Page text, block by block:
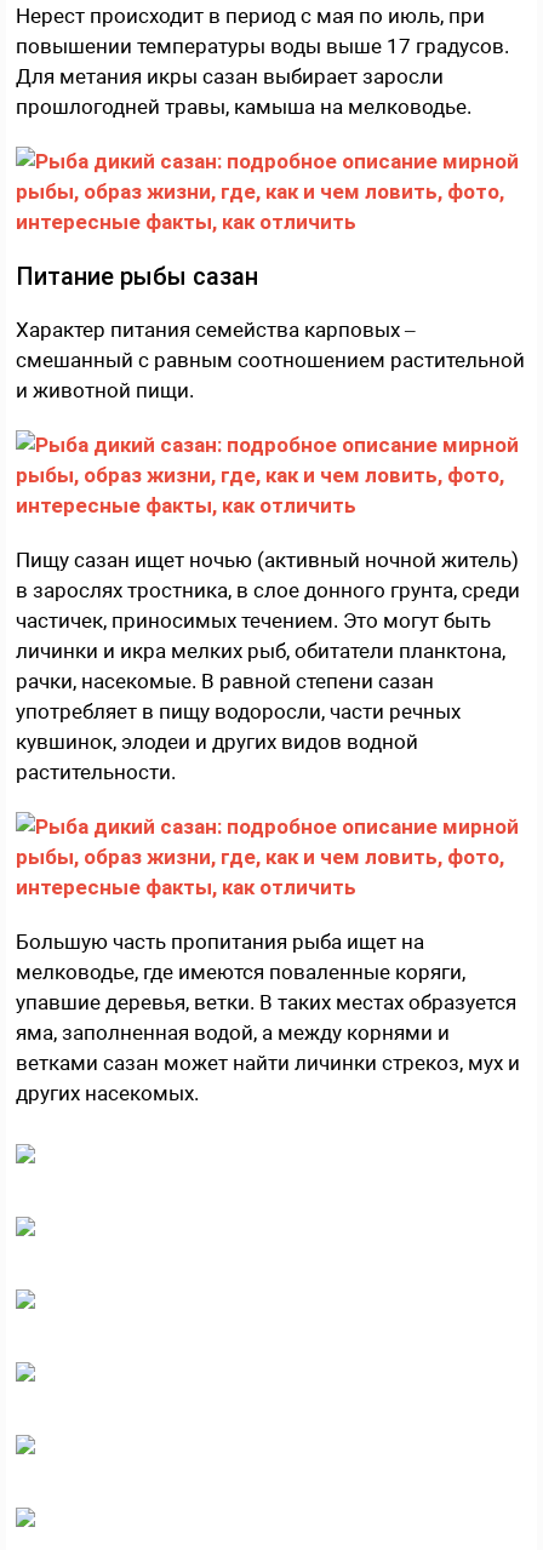
Нерест происходит в период с мая по июль, при
повышении температуры воды выше 17 градусов.
Для метания икры сазан выбирает заросли
прошлогодней травы, камыша на мелководье.
Питание рыбы сазан
Характер питания семейства карповых –
смешанный с равным соотношением растительной
и животной пищи.
Пищу сазан ищет ночью (активный ночной житель)
в зарослях тростника, в слое донного грунта, среди
частичек, приносимых течением. Это могут быть
личинки и икра мелких рыб, обитатели планктона,
рачки, насекомые. В равной степени сазан
употребляет в пищу водоросли, части речных
кувшинок, элодеи и других видов водной
растительности.
Большую часть пропитания рыба ищет на
мелководье, где имеются поваленные коряги,
упавшие деревья, ветки. В таких местах образуется
яма, заполненная водой, а между корнями и
ветками сазан может найти личинки стрекоз, мух и
других насекомых.